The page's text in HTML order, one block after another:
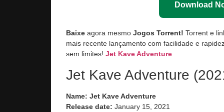
Download
Baixe agora mesmo Jogos Torrent! Torrent e
mais recente lançamento com facilidade e
sem limites! Jet Kave Adventure
Jet Kave Adventure
Name: Jet Kave Adventure
Release date: January 15, 2021